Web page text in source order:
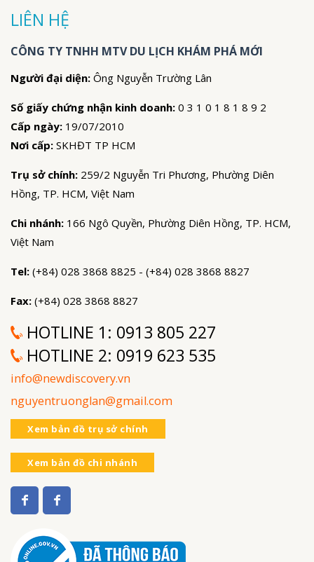
LIÊN HỆ
CÔNG TY TNHH MTV DU LỊCH KHÁM PHÁ MỚI
Người đại diện: Ông Nguyễn Trường Lân
Số giấy chứng nhận kinh doanh: 0 3 1 0 1 8 1 8 9 2
Cấp ngày: 19/07/2010
Nơi cấp: SKHĐT TP HCM
Trụ sở chính: 259/2 Nguyễn Tri Phương, Phường Diên
Hồng, TP. HCM, Việt Nam
Chi nhánh: 166 Ngô Quyền, Phường Diên Hồng, TP. HCM,
Việt Nam
Tel: (+84) 028 3868 8825 - (+84) 028 3868 8827
Fax: (+84) 028 3868 8827
HOTLINE 1: 0913 805 227
HOTLINE 2: 0919 623 535
info@newdiscovery.vn
nguyentruonglan@gmail.com
Xem bản đồ trụ sở chính
Xem bản đồ chi nhánh